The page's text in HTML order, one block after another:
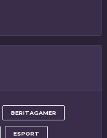
BERITAGAMER
ESPORT